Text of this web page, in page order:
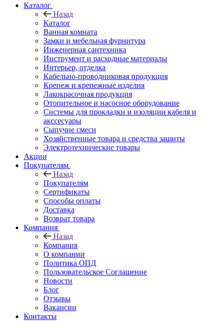
Каталог
Назад
Каталог
Ванная комната
Замки и мебельная фурнитура
Инженерная сантехника
Инструмент и расходные материалы
Интерьер, отделка
Кабельно-проводниковая продукция
Крепеж и крепежные изделия
Лакокрасочная продукция
Отопительное и насосное оборудование
Системы для прокладки и изоляции кабеля и
акссесуары
Сыпучие смеси
Хозяйственные товара и средства защиты
Электротехнические товары
Акции
Покупателям
Назад
Покупателям
Сертификаты
Способы оплаты
Доставка
Возврат товара
Компания
Назад
Компания
О компании
Политика ОПД
Пользовательское Соглашение
Новости
Блог
Отзывы
Вакансии
Контакты